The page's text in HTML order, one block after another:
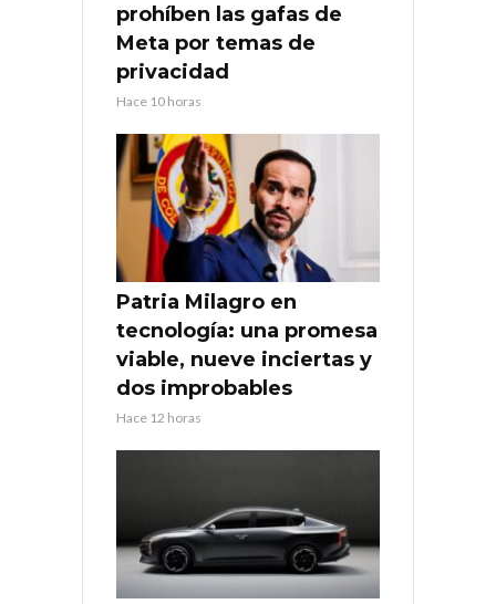
prohíben las gafas de
Meta por temas de
privacidad
Hace 10 horas
Patria Milagro en
tecnología: una promesa
viable, nueve inciertas y
dos improbables
Hace 12 horas